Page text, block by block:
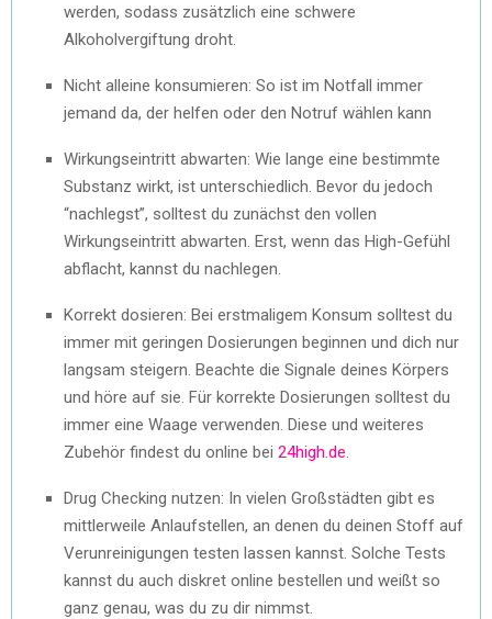
werden, sodass zusätzlich eine schwere
Alkoholvergiftung droht.
Nicht alleine konsumieren: So ist im Notfall immer
jemand da, der helfen oder den Notruf wählen kann
Wirkungseintritt abwarten: Wie lange eine bestimmte
Substanz wirkt, ist unterschiedlich. Bevor du jedoch
“nachlegst”, solltest du zunächst den vollen
Wirkungseintritt abwarten. Erst, wenn das High-Gefühl
abflacht, kannst du nachlegen.
Korrekt dosieren: Bei erstmaligem Konsum solltest du
immer mit geringen Dosierungen beginnen und dich nur
langsam steigern. Beachte die Signale deines Körpers
und höre auf sie. Für korrekte Dosierungen solltest du
immer eine Waage verwenden. Diese und weiteres
Zubehör findest du online bei 24high.de
Drug Checking nutzen: In vielen Großstädten gibt es
mittlerweile Anlaufstellen, an denen du deinen Stoff auf
Verunreinigungen testen lassen kannst. Solche Tests
kannst du auch diskret online bestellen und weißt so
ganz genau, was du zu dir nimmst.